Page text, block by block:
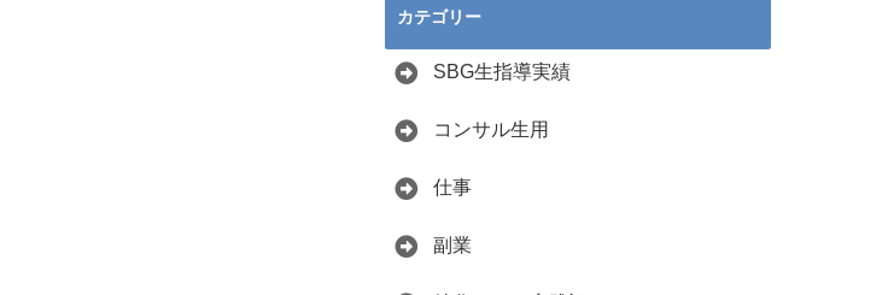
カテゴリー
SBG生指導実績
コンサル生用
仕事
副業